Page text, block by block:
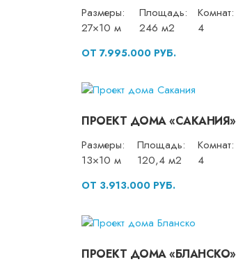
Размеры:
27×10 м
Площадь:
246 м2
Комнат:
4
ОТ 7.995.000 РУБ.
ПРОЕКТ ДОМА «САКАНИЯ»
Размеры:
13×10 м
Площадь:
120,4 м2
Комнат:
4
ОТ 3.913.000 РУБ.
ПРОЕКТ ДОМА «БЛАНСКО»